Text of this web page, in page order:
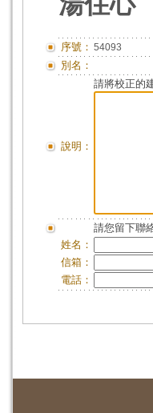
序號： 54093
別名：
說明：
請將校正的
請您留下聯
姓名：
信箱：
電話：